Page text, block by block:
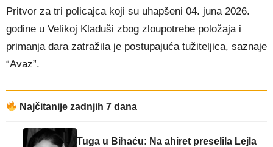
Pritvor za tri policajca koji su uhapšeni 04. juna 2026.
godine u Velikoj Kladuši zbog zloupotrebe položaja i
primanja dara zatražila je postupajuća tužiteljica, saznaje
“Avaz”.
Najčitanije zadnjih 7 dana
Tuga u Bihaću: Na ahiret preselila Lejla